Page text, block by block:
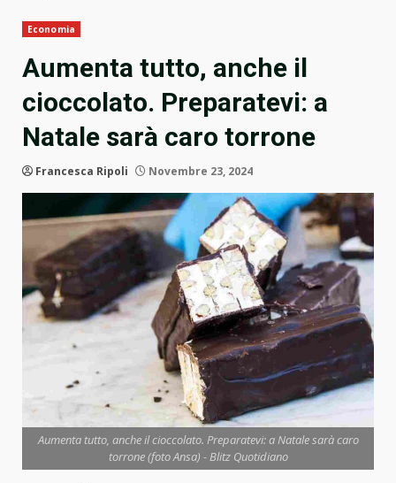
Economia
Aumenta tutto, anche il
cioccolato. Preparatevi: a
Natale sarà caro torrone
Francesca Ripoli Novembre 23, 2024
Aumenta tutto, anche il cioccolato. Preparatevi: a Natale sarà caro
torrone (foto Ansa) - Blitz Quotidiano